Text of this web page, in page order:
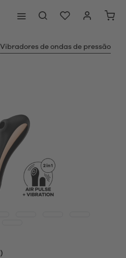
Vibradores de ondas de pressão
)